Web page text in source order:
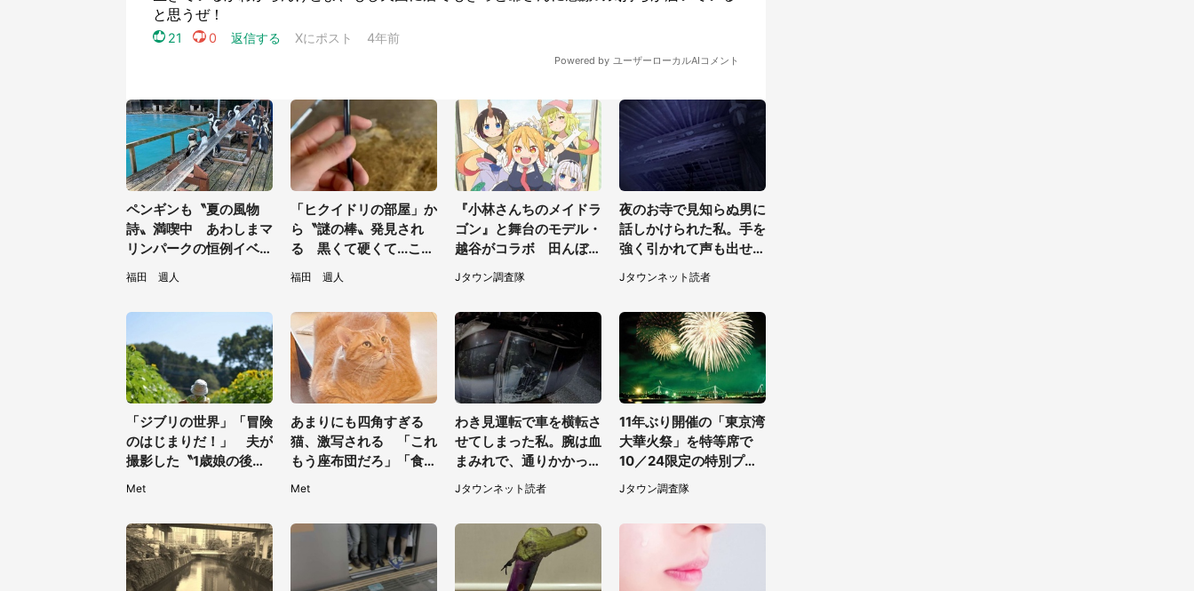
ペンギンも〝夏の風物
詩〟満喫中 あわしまマ
リンパークの恒例イベン
トに2.2万興奮「ずっと
見てたい」
福田 週人
「ヒクイドリの部屋」か
ら〝謎の棒〟発見され
る 黒くて硬くて...これ
は何？動物園に聞く
福田 週人
『小林さんちのメイドラ
ゴン』と舞台のモデル・
越谷がコラボ 田んぼア
ートの見頃にあわせて企
画続々【7／31～】
Jタウン調査隊
夜のお寺で見知らぬ男に
話しかけられた私。手を
強く引かれて声も出せ
ず...（東京都・40代女
性）
Jタウンネット読者
「ジブリの世界」「冒険
のはじまりだ！」 夫が
撮影した〝1歳娘の後ろ
姿〟が良すぎて...4.8万
Met
あまりにも四角すぎる
猫、激写される 「これ
もう座布団だろ」「食パ
ンの耳」と1.4万人困惑
Met
わき見運転で車を横転さ
せてしまった私。腕は血
まみれで、通りかかった
トラックは通り過ぎてい
き...（福岡県・30代女
性）
Jタウンネット読者
11年ぶり開催の「東京湾
大華火祭」を特等席で
10／24限定の特別プラ
ンをコンラッド東京が販
売【8／3～10／16】
Jタウン調査隊